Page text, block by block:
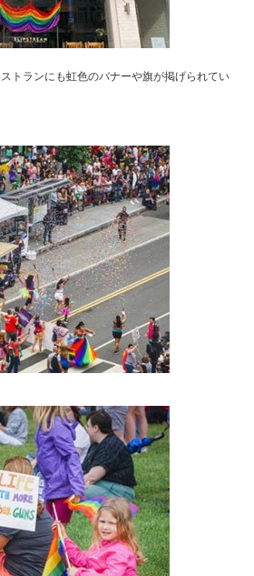
トランにも虹色のバナーや旗が掲げられてい